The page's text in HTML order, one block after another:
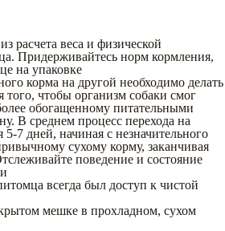
расчета веса и физической
Придерживайтесь норм кормления,
на упаковке
корма на другой необходимо делать
того, чтобы организм собаки смог
обогащенному питательными
В среднем процесс перехода на
7 дней, начиная с незначительного
сухому корму, заканчивая
поведение и состояние
всегда был доступ к чистой
мешке в прохладном, сухом